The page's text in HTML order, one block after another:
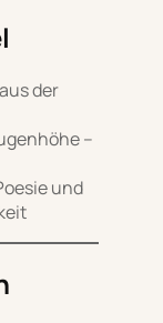
der
–
und